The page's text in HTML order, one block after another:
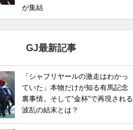
が集結
GJ最新記事
「シャフリヤールの激走はわかっ
ていた」本物だけが知る有馬記念
裏事情。そして“金杯”で再現される
波乱の結末とは？